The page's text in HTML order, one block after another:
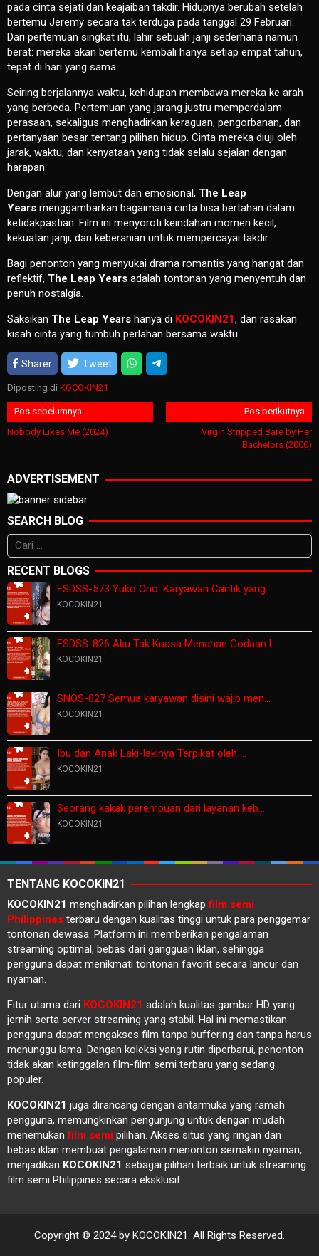
pada cinta sejati dan keajaiban takdir. Hidupnya berubah setelah
bertemu Jeremy secara tak terduga pada tanggal 29 Februari.
Dari pertemuan singkat itu, lahir sebuah janji sederhana namun
berat: mereka akan bertemu kembali hanya setiap empat tahun,
tepat di hari yang sama.
Seiring berjalannya waktu, kehidupan membawa mereka ke arah
yang berbeda. Pertemuan yang jarang justru memperdalam
perasaan, sekaligus menghadirkan keraguan, pengorbanan, dan
pertanyaan besar tentang pilihan hidup. Cinta mereka diuji oleh
jarak, waktu, dan kenyataan yang tidak selalu sejalan dengan
harapan.
Dengan alur yang lembut dan emosional, The Leap
Years menggambarkan bagaimana cinta bisa bertahan dalam
ketidakpastian. Film ini menyoroti keindahan momen kecil,
kekuatan janji, dan keberanian untuk mempercayai takdir.
Bagi penonton yang menyukai drama romantis yang hangat dan
reflektif, The Leap Years adalah tontonan yang menyentuh dan
penuh nostalgia.
Saksikan The Leap Years hanya di KOCOKIN21, dan rasakan
kisah cinta yang tumbuh perlahan bersama waktu.
Sharer Tweet
Diposting di KOCOKIN21
Navigasi
pos
Pos sebelumnya
Nobody Likes Me (2024)
Pos berikutnya
Virgin Stripped Bare by Her
Bachelors (2000)
ADVERTISEMENT
SEARCH BLOG
Cari
untuk:
RECENT BLOGS
FSDSS-573 Yuko Ono: Karyawan Cantik yang…
KOCOKIN21
FSDSS-826 Aku Tak Kuasa Menahan Godaan L…
KOCOKIN21
SNOS-027 Semua karyawan disini wajib men…
KOCOKIN21
Ibu dan Anak Laki-lakinya Terpikat oleh …
KOCOKIN21
Seorang kakak perempuan dari layanan keb…
KOCOKIN21
TENTANG KOCOKIN21
KOCOKIN21 menghadirkan pilihan lengkapfilm semi
Philippines terbaru dengan kualitas tinggi untuk para penggemar
tontonan dewasa. Platform ini memberikan pengalaman
streaming optimal, bebas dari gangguan iklan, sehingga
pengguna dapat menikmati tontonan favorit secara lancur dan
nyaman.
Fitur utama dari KOCOKIN21 adalah kualitas gambar HD yang
jernih serta server streaming yang stabil. Hal ini memastikan
pengguna dapat mengakses film tanpa buffering dan tanpa harus
menunggu lama. Dengan koleksi yang rutin diperbarui, penonton
tidak akan ketinggalan film-film semi terbaru yang sedang
populer.
KOCOKIN21 juga dirancang dengan antarmuka yang ramah
pengguna, memungkinkan pengunjung untuk dengan mudah
menemukanfilm semi pilihan. Akses situs yang ringan dan
bebas iklan membuat pengalaman menonton semakin nyaman,
menjadikan KOCOKIN21 sebagai pilihan terbaik untuk streaming
film semi Philippines secara eksklusif.
Copyright © 2024 by KOCOKIN21. All Rights Reserved.